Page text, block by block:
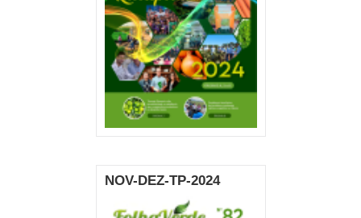
NOV-DEZ-TP-2024